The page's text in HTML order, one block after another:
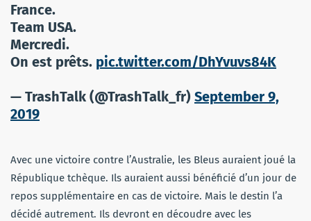
France.
Team USA.
Mercredi.
On est prêts. pic.twitter.com/DhYvuvs84K
— TrashTalk (@TrashTalk_fr) September 9,
2019
Avec une victoire contre l’Australie, les Bleus auraient joué la
République tchèque. Ils auraient aussi bénéficié d’un jour de
repos supplémentaire en cas de victoire. Mais le destin l’a
décidé autrement. Ils devront en découdre avec les